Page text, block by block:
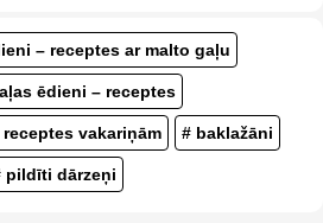
– receptes ar malto gaļu
ēdieni – receptes
vakariņām # baklažāni
pildīti dārzeņi